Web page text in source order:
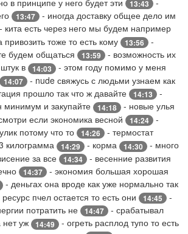
13:43
13:47
- иногда доставку общее дело им
- кита есть через него мы будем например
привозить тоже то есть кому 13:56
-
будем общаться
13:59
- возможность их
в
14:03
- этом году помимо у меня
14:07 - nude свяжусь с людьми узнаем как
прошло так что ж давайте 14:13
-
минимум и закупайте
14:18 - новые улья
если экономика весной 14:24
-
потому что то
14:26
- термостат
килограмма
14:29 - корма 14:30
- много
за все
14:34
- весенние развития
14:37
- экономия большая хорошая
- деньгах она вроде как уже нормально так
пчел остается то есть они 14:45
-
потратить не
14:47
- срабатывал
нет уж
14:49
- огреть расплод тупо то есть